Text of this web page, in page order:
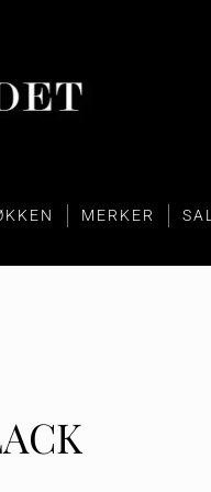
MERKER